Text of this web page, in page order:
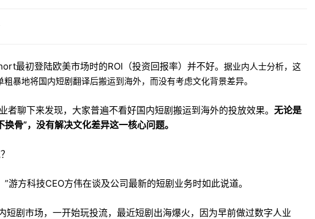
最初登陆欧美市场时的ROI（投资回报率）并不好。 据业内人士分析，这
暴地将国内短剧翻译后搬运到海外，而没有考虑文化背景差异。
者聊下来发现，大家普遍不看好国内短剧搬运到海外的投放效果。 无论是
骨”，没有解决文化差异这一核心问题。
”游方科技CEO方伟在谈及公司最新的短剧业务时如此说道。
短剧市场，一开始玩投流，最近短剧出海爆火，因为早前做过数字人业